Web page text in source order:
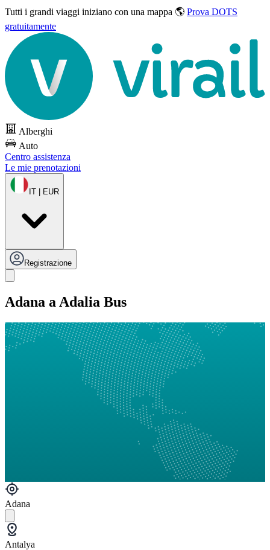
Tutti i grandi viaggi iniziano con una mappa 🌎 Prova DOTS
gratuitamente
Alberghi
Auto
Centro assistenza
Le mie prenotazioni
IT | EUR
Registrazione
Adana a Adalia Bus
Adana
Antalya